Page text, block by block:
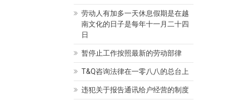
劳动人有加多一天休息假期是在越
南文化的日子是每年十一月二十四
日
暂停止工作按照最新的劳动部律
T&Q咨询法律在一零八八的总台上
违犯关于报告通讯给户经营的制度